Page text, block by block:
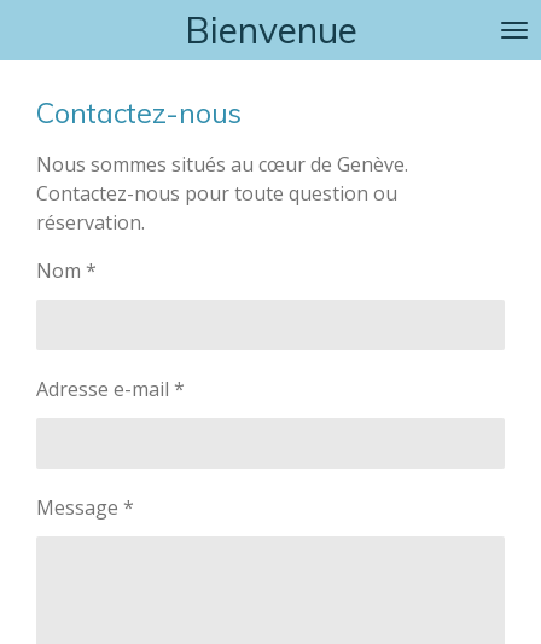
principal
Bienvenue
Contactez-nous
Nous sommes situés au cœur de Genève.
Contactez-nous pour toute question ou
réservation.
Nom *
Adresse e-mail *
Message *